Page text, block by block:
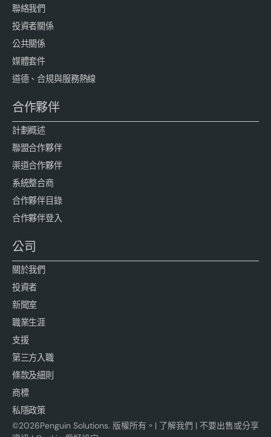
聯絡我們
投資者關係
公共關係
媒體套件
道德、合規與服務熱線
合作夥伴
計劃概述
聯盟合作夥伴
渠道合作夥伴
系統整合商
合作夥伴目錄
合作夥伴登入
公司
關於我們
投資者
新聞室
職業生涯
支援
第三方入職
條款及細則
商標
私隱政策
©2026Penguin Solutions. 版權所有。| 了解我們 | 不要出售或分享